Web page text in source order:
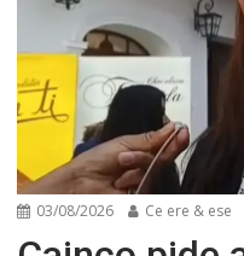
03/08/2026 Ce ere & ese